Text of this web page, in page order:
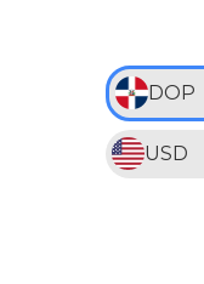
DOP
USD